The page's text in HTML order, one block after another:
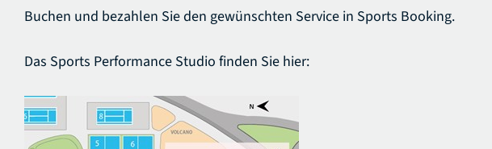
Buchen und bezahlen Sie den gewünschten Service in Sports Booking.
Das Sports Performance Studio finden Sie hier: